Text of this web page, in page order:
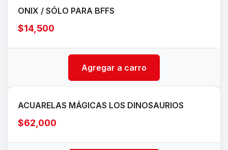
ONIX / SÓLO PARA BFFS
$14,500
Agregar a carro
ACUARELAS MÁGICAS LOS DINOSAURIOS
$62,000